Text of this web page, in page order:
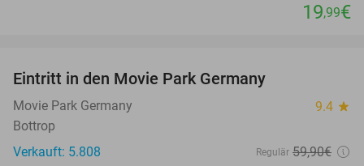
19,99€
Eintritt in den Movie Park Germany
Movie Park Germany 9.4 star
Bottrop
Verkauft: 5.808
Regulär 59,90€